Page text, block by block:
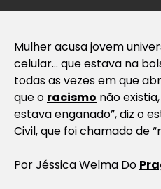
Mulher acusa jovem
celular… que estava na
todas as vezes em que
que o racismo não
estava enganado”, diz o
Civil, que foi chamado de
Por Jéssica Welma Do